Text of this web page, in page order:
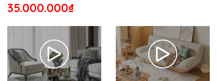
35.000.000₫